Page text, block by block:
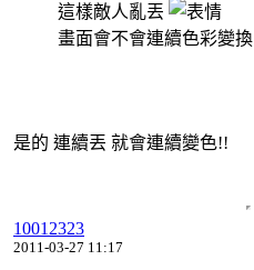
這樣敵人亂丟
畫面會不會連續色彩變換
是的 連續丟 就會連續變色!!
10012323
2011-03-27 11:17